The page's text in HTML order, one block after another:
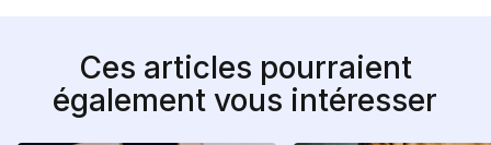
Ces articles pourraient
également vous intéresser